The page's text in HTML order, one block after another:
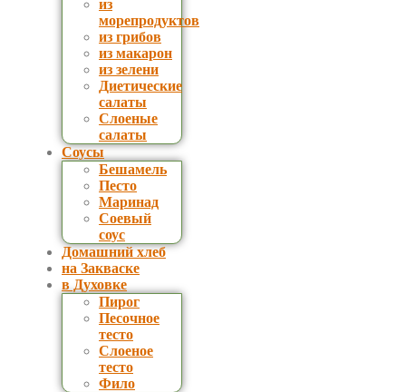
из
морепродуктов
из грибов
из макарон
из зелени
Диетические
салаты
Слоеные
салаты
Соусы
Бешамель
Песто
Маринад
Соевый
соус
Домашний хлеб
на Закваске
в Духовке
Пирог
Песочное
тесто
Слоеное
тесто
Фило